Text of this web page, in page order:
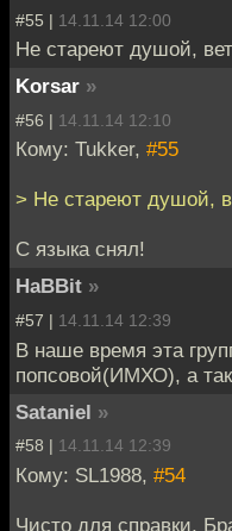
#55 | 14.11.14 12:00
Не стареют душой,
Korsar »
#56 | 14.11.14 12:10
Кому: Tukker, #55
> Не стареют душой,
С языка снял!
HaBBit »
#57 | 14.11.14 12:39
В наше время эта
попсовой(ИМХО), а
Sataniel »
#58 | 14.11.14 12:39
Кому: SL1988, #54
Чисто для справки,